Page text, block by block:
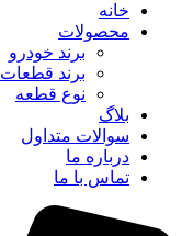
خانه
محصولات
برند خودرو
برند قطعات
نوع قطعه
بلاگ
سوالات متداول
درباره ما
تماس با ما